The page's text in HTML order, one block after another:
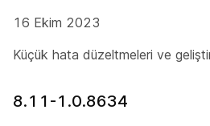
16 Ekim 2023
Küçük hata düzeltmeleri ve
8.11-1.0.8634